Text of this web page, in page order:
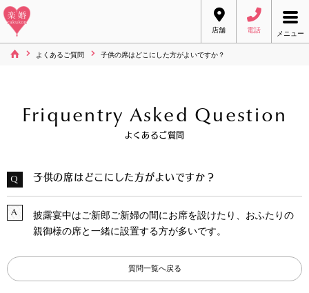
店舗 電話 メニュー
よくあるご質問 子供の席はどこにした方がよいですか？
Friquentry Asked Question
よくあるご質問
Q 子供の席はどこにした方がよいですか？
A
披露宴中はご新郎ご新婦の間にお席を設けたり、おふたりの
親御様の席と一緒に設置する方が多いです。
質問一覧へ戻る